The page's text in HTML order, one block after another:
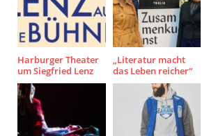
Harburger Theater
um Siegfried Lenz
„Literatur macht
das Leben reicher“